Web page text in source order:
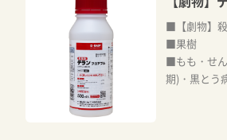
■【劇物】殺
■果樹
■もも・せ
期)・黒とう